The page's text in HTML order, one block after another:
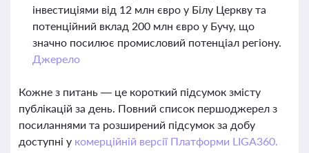
інвестиціями від 12 млн євро у Білу Церкву та
потенційний вклад 200 млн євро у Бучу, що
значно посилює промисловий потенціал регіону.
Джерело
Кожне з питань — це короткий підсумок змісту
публікацій за день. Повний список першоджерел з
посиланнями та розширений підсумок за добу
доступні у комерційній версії Платформи LIGA360.